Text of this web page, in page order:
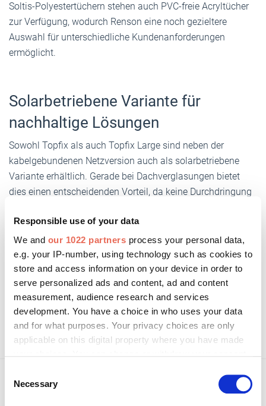
Responsible use of your data
We and our 1022 partners process your personal data,
e.g. your IP-number, using technology such as cookies to
store and access information on your device in order to
serve personalized ads and content, ad and content
measurement, audience research and services
development. You have a choice in who uses your data
and for what purposes. Your privacy choices are only
applicable on this digital property where you have made
the Privacy trigger icon.
Selection
Necessary
Soltis-Polyestertüchern stehen auch PVC-freie Acryltücher
zur Verfügung, wodurch Renson eine noch gezieltere
Auswahl für unterschiedliche Kundenanforderungen
ermöglicht.
Solarbetriebene Variante für
nachhaltige Lösungen
Sowohl Topfix als auch Topfix Large sind neben der
kabelgebundenen Netzversion auch als solarbetriebene
Variante erhältlich. Gerade bei Dachverglasungen bietet
dies einen entscheidenden Vorteil, da keine Durchdringung
verbessert die Wasserdichtheit deutlich und ermöglicht
zugleich eine schnellere und nachhaltigere Montage.
Online: Renson
Hier geht es zum Online-Auftritt von Renson.